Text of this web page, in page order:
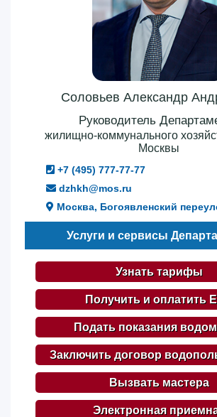
Соловьев Александр
Руководитель
жилищно-коммунального
Москвы
+7 (495) 777-77-77
dzhkh@mos.ru
Москва, Богоявленский
Услуги и сервисы
Узнать тарифы
Получить и оплатить
Подать показания
Заключить договор
Вызвать мастера
Электронная